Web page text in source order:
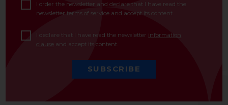
I order the newsletter and declare that I have read the
newsletterterms of service and accept its content.
I declare that I have read the newsletter information
clause and accept its content.
SUBSCRIBE